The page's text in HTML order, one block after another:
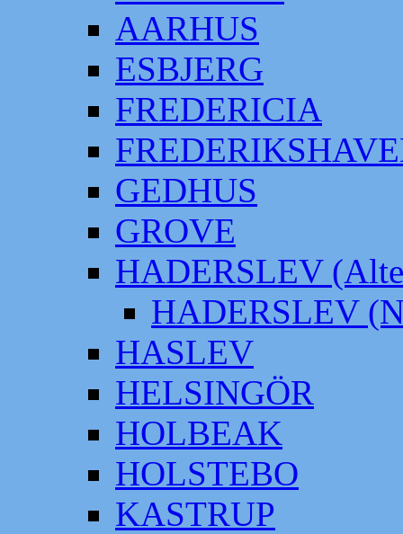
AARHUS
ESBJERG
FREDERICIA
GEDHUS
GROVE
HADERSLEV
HADERSLEV
HASLEV
HELSINGÖR
HOLBEAK
HOLSTEBO
KASTRUP